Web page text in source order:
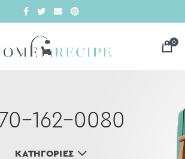
0
162-0080
ΚΑΤΗΓΟΡΊΕΣ